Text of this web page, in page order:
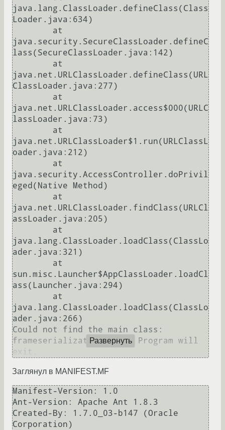
java.lang.ClassLoader.defineClass(Class
Loader.java:634)
java.security.SecureClassLoader.defineC
lass(SecureClassLoader.java:142)
java.net.URLClassLoader.defineClass(URL
ClassLoader.java:277)
java.net.URLClassLoader.access$000(URLC
lassLoader.java:73)
java.net.URLClassLoader$1.run(URLClassL
oader.java:212)
java.security.AccessController.doPrivil
eged(Native Method)
java.net.URLClassLoader.findClass(URLCl
assLoader.java:205)
java.lang.ClassLoader.loadClass(ClassLo
ader.java:321)
sun.misc.Launcher$AppClassLoader.loadCl
ass(Launcher.java:294)
java.lang.ClassLoader.loadClass(ClassLo
ader.java:266)
Could not find the main class:
frameserialization.Main. Program will
exit.
Развернуть
Заглянул в MANIFEST.MF
Manifest-Version: 1.0
Ant-Version: Apache Ant 1.8.3
Created-By: 1.7.0_03-b147 (Oracle
Corporation)